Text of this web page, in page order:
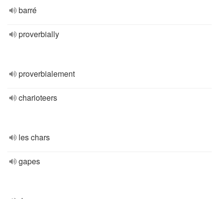
barré
proverbially
proverbialement
charioteers
les chars
gapes